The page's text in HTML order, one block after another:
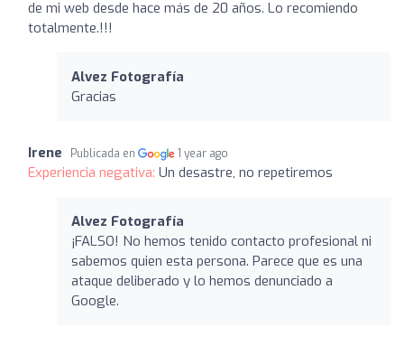
de mi web desde hace más de 20 años. Lo recomiendo
totalmente.!!!
Alvez Fotografía
Gracias
Irene Publicada en 1 year ago
Experiencia negativa: Un desastre, no repetiremos
Alvez Fotografía
¡FALSO! No hemos tenido contacto profesional ni
sabemos quien esta persona. Parece que es una
ataque deliberado y lo hemos denunciado a
Google.